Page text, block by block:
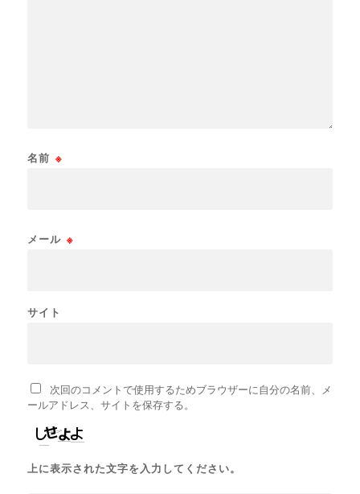
名前 ※
メール ※
サイト
次回のコメントで使用するためブラウザーに自分の名前、メ
ールアドレス、サイトを保存する。
上に表示された文字を入力してください。